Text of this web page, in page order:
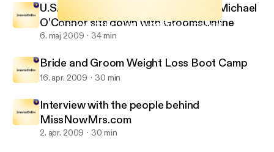
Interview with Kim Horn Master Bridal Consultant
GroomsOnline
U.S.-based Jewelry and style expert Michael
O’Connor sits down with GroomsOnline
6. maj 2009 34 min
Bride and Groom Weight Loss Boot Camp
16. apr. 2009 30 min
Interview with the people behind
MissNowMrs.com
2. apr. 2009 30 min